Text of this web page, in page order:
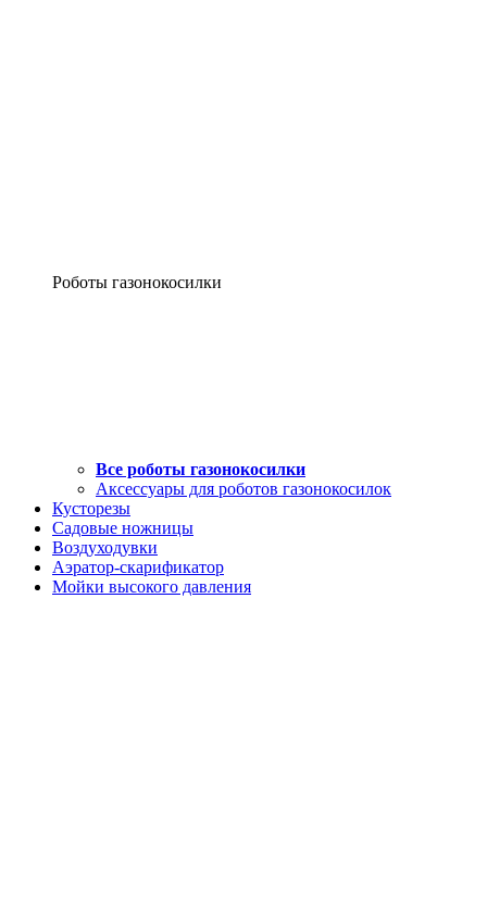
Роботы газонокосилки
Все роботы газонокосилки
Аксессуары для роботов газонокосилок
Кусторезы
Садовые ножницы
Воздуходувки
Аэратор-скарификатор
Мойки высокого давления